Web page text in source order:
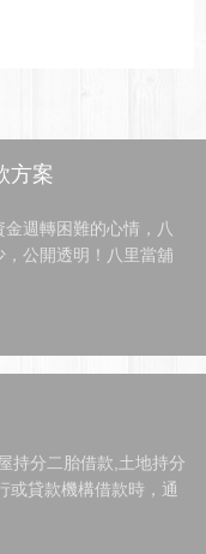
方案
週轉困難的心情，八
公開透明！八里當舖
持分二胎借款,土地持分
或貸款機構借款時，通